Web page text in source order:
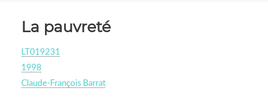
La pauvreté
LT019231
1998
Claude-François Barrat